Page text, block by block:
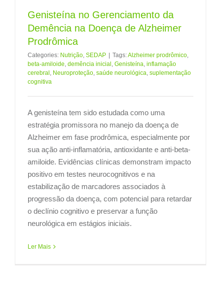
Genisteína no Gerenciamento da
Demência na Doença de Alzheimer
Prodrômica
Categories: Nutrição, SEDAP Tags:Alzheimer prodrômico,
beta-amiloide, demência inicial , Genisteína, inflamação
cerebral , Neuroproteção, saúde neurológica, suplementação
cognitiva
A genisteína tem sido estudada como uma
estratégia promissora no manejo da doença de
Alzheimer em fase prodrômica, especialmente por
sua ação anti-inflamatória, antioxidante e anti-beta-
amiloide. Evidências clínicas demonstram impacto
positivo em testes neurocognitivos e na
estabilização de marcadores associados à
progressão da doença, com potencial para retardar
o declínio cognitivo e preservar a função
neurológica em estágios iniciais.
Ler Mais